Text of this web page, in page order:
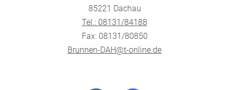
85221 Dachau
Tel.: 08131/84188
Fax: 08131/80850
Brunnen-DAH@t-online.de